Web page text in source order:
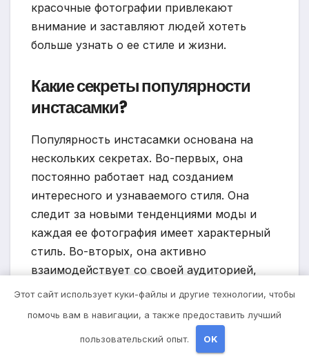
красочные фотографии привлекают
внимание и заставляют людей хотеть
больше узнать о ее стиле и жизни.
Какие секреты популярности
инстасамки?
Популярность инстасамки основана на
нескольких секретах. Во-первых, она
постоянно работает над созданием
интересного и узнаваемого стиля. Она
следит за новыми тенденциями моды и
каждая ее фотография имеет характерный
стиль. Во-вторых, она активно
взаимодействует со своей аудиторией,
отвечая на комментарии и участвуя в
близости и дружеской связи с ее
фолловерами. И, наконец, она постоянно
Этот сайт использует куки-файлы и другие технологии, чтобы
помочь вам в навигации, а также предоставить лучший
пользовательский опыт. OK